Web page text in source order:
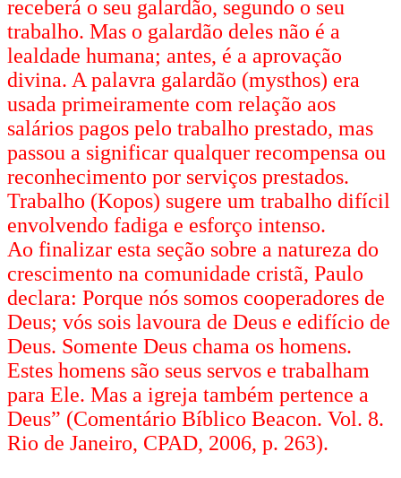
receberá o seu galardão, segundo o seu
trabalho. Mas o galardão deles não é a
lealdade humana; antes, é a aprovação
divina. A palavra galardão (mysthos) era
usada primeiramente com relação aos
salários pagos pelo trabalho prestado, mas
passou a significar qualquer recompensa ou
reconhecimento por serviços prestados.
Trabalho (Kopos) sugere um trabalho difícil
envolvendo fadiga e esforço intenso.
Ao finalizar esta seção sobre a natureza do
crescimento na comunidade cristã, Paulo
declara: Porque nós somos cooperadores de
Deus; vós sois lavoura de Deus e edifício de
Deus. Somente Deus chama os homens.
Estes homens são seus servos e trabalham
para Ele. Mas a igreja também pertence a
Deus” (Comentário Bíblico Beacon. Vol. 8.
Rio de Janeiro, CPAD, 2006, p. 263).